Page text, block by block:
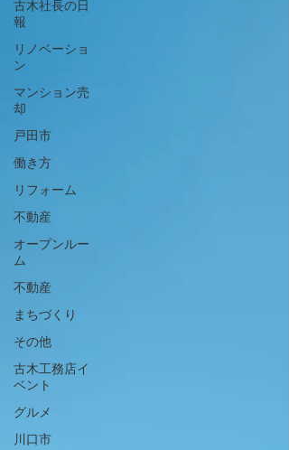
古木社長の日
報
リノベーショ
ン
マンション売
却
戸田市
働き方
リフォーム
不動産
オープンルー
ム
不動産
まちづくり
その他
古木工務店イ
ベント
グルメ
川口市